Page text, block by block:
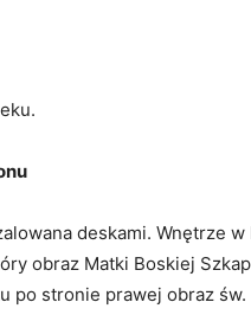
deskami. Wnętrze
obraz Matki Boskiej
po stronie prawej obraz